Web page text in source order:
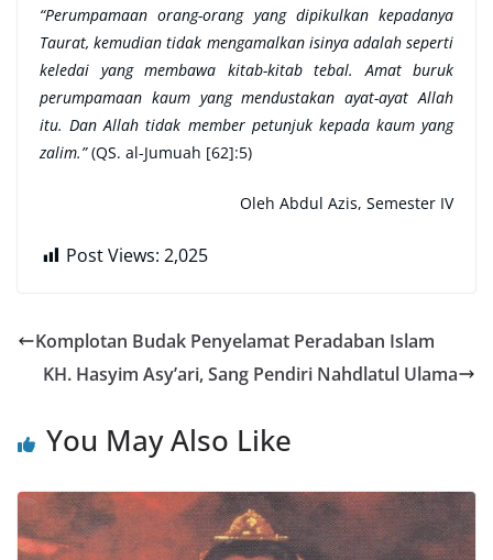
“Perumpamaan orang-orang yang dipikulkan kepadanya
Taurat, kemudian tidak mengamalkan isinya adalah seperti
keledai yang membawa kitab-kitab tebal. Amat buruk
perumpamaan kaum yang mendustakan ayat-ayat Allah
itu. Dan Allah tidak member petunjuk kepada kaum yang
zalim.”(QS. al-Jumuah [62]:5)
Oleh Abdul Azis, Semester IV
Post Views: 2,025
Komplotan Budak Penyelamat Peradaban Islam
KH. Hasyim Asy’ari, Sang Pendiri Nahdlatul Ulama
You May Also Like